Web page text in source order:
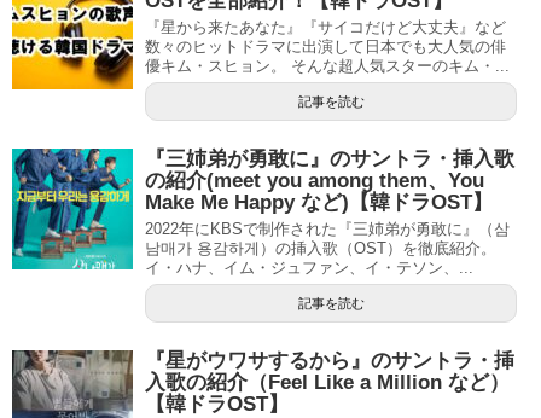
『星から来たあなた』『サイコだけど大丈夫』など
数々のヒットドラマに出演して日本でも大人気の俳
優キム・スヒョン。 そんな超人気スターのキム・...
記事を読む
『三姉弟が勇敢に』のサントラ・挿入歌
の紹介(meet you among them、You
Make Me Happy など)【韓ドラOST】
2022年にKBSで制作された『三姉弟が勇敢に』（삼
남매가 용감하게）の挿入歌（OST）を徹底紹介。
イ・ハナ、イム・ジュファン、イ・テソン、...
記事を読む
『星がウワサするから』のサントラ・挿
入歌の紹介（Feel Like a Million など）
【韓ドラOST】